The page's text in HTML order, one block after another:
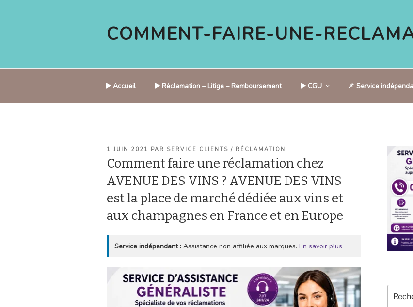
COMMENT-FAIRE-UNE-
▶️ Accueil ▶️ Réclamation – Litige – Remboursement ▶️ CGU 📌 Service
PUBLIÉ
1 JUIN 2021 PAR SERVICE CLIENTS / RÉCLAMATION
Comment faire une réclamation chez
AVENUE DES VINS ? AVENUE DES VINS
est la place de marché dédiée aux vins et
aux champagnes en France et en Europe
Service indépendant : Assistance non affiliée aux marques. En savoir plus
pour